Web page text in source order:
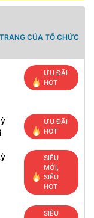
CỦA TỔ CHỨC
ƯU ĐÃI
HOT
ƯU ĐÃI
HOT
SIÊU
MỚI,
SIÊU
HOT
SIÊU